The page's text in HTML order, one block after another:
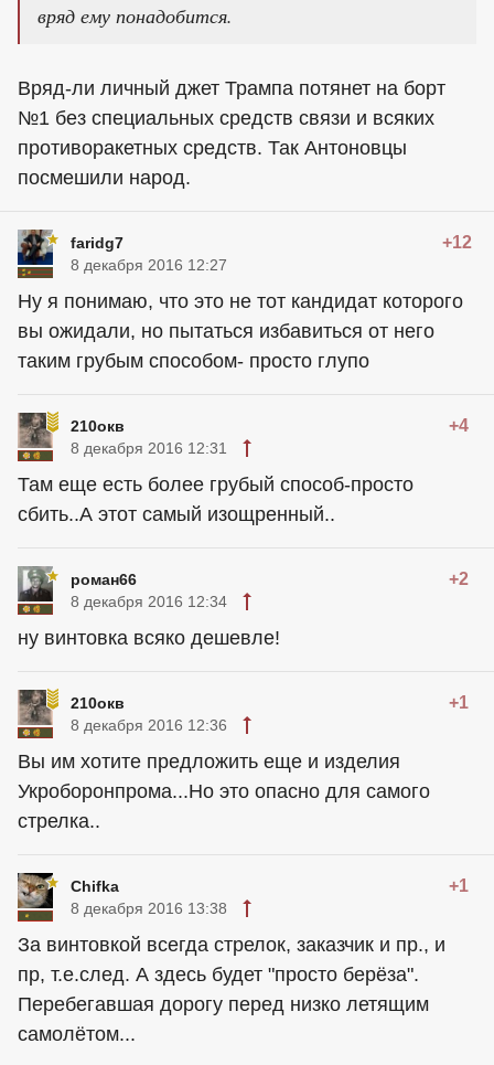
вряд ему понадобится.
Вряд-ли личный джет Трампа потянет на борт
№1 без специальных средств связи и всяких
противоракетных средств. Так Антоновцы
посмешили народ.
faridg7 +12
8 декабря 2016 12:27
Ну я понимаю, что это не тот кандидат которого
вы ожидали, но пытаться избавиться от него
таким грубым способом- просто глупо
210окв +4
8 декабря 2016 12:31
Там еще есть более грубый способ-просто
сбить..А этот самый изощренный..
роман66 +2
8 декабря 2016 12:34
ну винтовка всяко дешевле!
210окв +1
8 декабря 2016 12:36
Вы им хотите предложить еще и изделия
Укроборонпрома...Но это опасно для самого
стрелка..
Chifka +1
8 декабря 2016 13:38
За винтовкой всегда стрелок, заказчик и пр., и
пр, т.е.след. А здесь будет "просто берёза".
Перебегавшая дорогу перед низко летящим
самолётом...